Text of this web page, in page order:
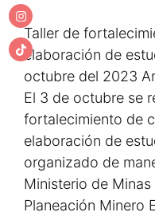
Taller de
elaboración de
octubre del 2023
El 3 de octubre se
fortalecimiento de
elaboración de
organizado de
Ministerio de
Planeación Minero